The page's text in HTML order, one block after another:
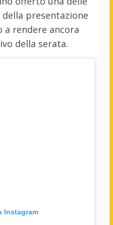
presentazione
rendere ancora
della serata.
Instagram